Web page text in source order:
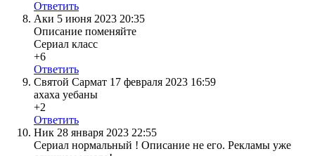
Ответить
Аки 5 июня 2023 20:35
Описание поменяйте
Сериал класс
+6
Ответить
Святой Сармат 17 февраля 2023 16:59
ахаха уебаны
+2
Ответить
Ник 28 января 2023 22:55
Сериал нормальный ! Описание не его. Рекламы уже